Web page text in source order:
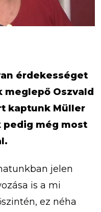
érdekességet
Oszvald
kaptunk Müller
pedig még most
jelen
is a mi
ez néha